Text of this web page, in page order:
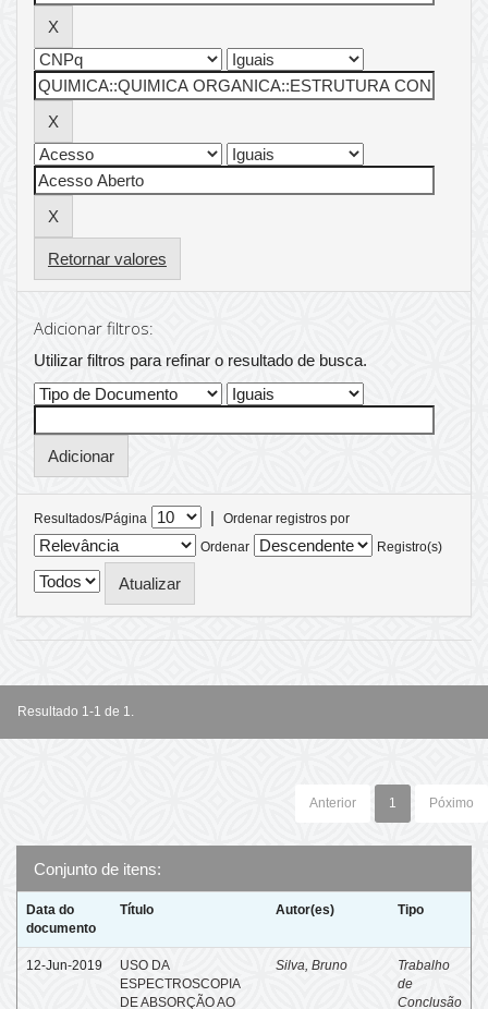
Retornar valores
Adicionar filtros:
Utilizar filtros para refinar o resultado de busca.
Resultados/Página |
Ordenar registros por
Ordenar
Registro(s)
Resultado 1-1 de 1.
Anterior 1 Póximo
Conjunto de itens:
Data do
documento
Título Autor(es) Tipo
12-Jun-2019
USO DA
ESPECTROSCOPIA
DE ABSORÇÃO AO
Silva, Bruno
Trabalho
de
Conclusão